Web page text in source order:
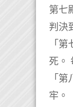
第七
判決
「
死。
「
牢。